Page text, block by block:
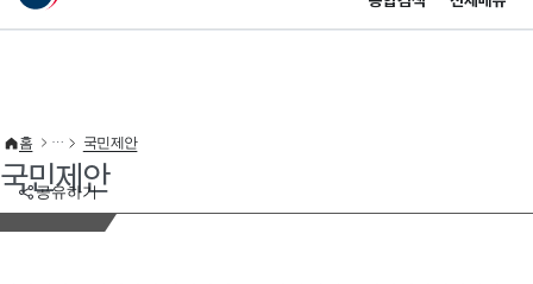
이 누리집은 대한민국 공식 전자정부 누리집입니다.
공유하기
홈 국민제안
국민제안